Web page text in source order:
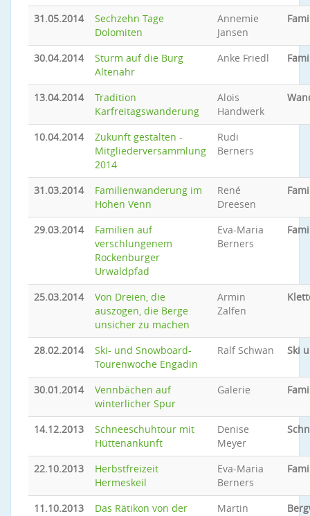
31.05.2014
Sechzehn Tage
Dolomiten
Annemie
Jansen
30.04.2014
Sturm auf die Burg
Altenahr
Anke Friedl
13.04.2014
Tradition
Karfreitagswanderung
Alois
Handwerk
10.04.2014
Zukunft gestalten -
Mitgliederversammlung
2014
Rudi
Berners
31.03.2014
Familienwanderung im
Hohen Venn
René
Dreesen
29.03.2014
Familien auf
verschlungenem
Rockenburger
Urwaldpfad
Eva-Maria
Berners
25.03.2014
Von Dreien, die
auszogen, die Berge
unsicher zu machen
Armin
Zalfen
28.02.2014
Ski- und Snowboard-
Tourenwoche Engadin
Ralf Schwan Ski
30.01.2014
Vennbächen auf
winterlicher Spur
Galerie
14.12.2013
Schneeschuhtour mit
Hüttenankunft
Denise
Meyer
22.10.2013
Herbstfreizeit
Hermeskeil
Eva-Maria
Berners
11.10.2013
Das Rätikon von der
Martin